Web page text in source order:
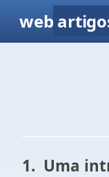
web
1. Uma